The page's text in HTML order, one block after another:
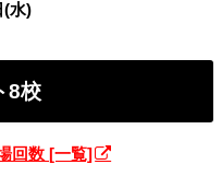
(水)
8校
回数 [一覧]